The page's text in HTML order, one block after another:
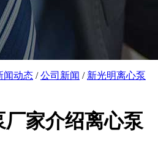
闻动态 /公司新闻 / 新光明离心泵
家介绍离心泵